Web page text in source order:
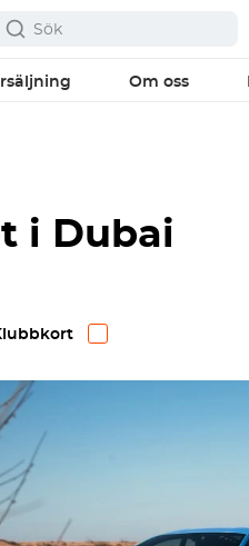
Om oss
i Dubai